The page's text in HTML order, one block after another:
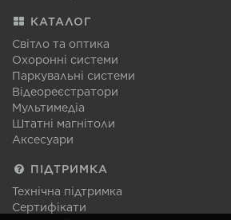
КАТАЛОГ
Світло та оптика
Охоронні системи
Паркувальні системи
Відеореєстратори
Мультимедіа
Штатні магнітоли
Аксесуари
ПІДТРИМКА
Технічна підтримка
Сертифікати